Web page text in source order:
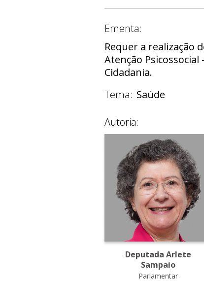
Ementa:
Requer a realização
Atenção
Cidadania.
Tema: Saúde
Autoria:
Deputada Arlete
Sampaio
Parlamentar